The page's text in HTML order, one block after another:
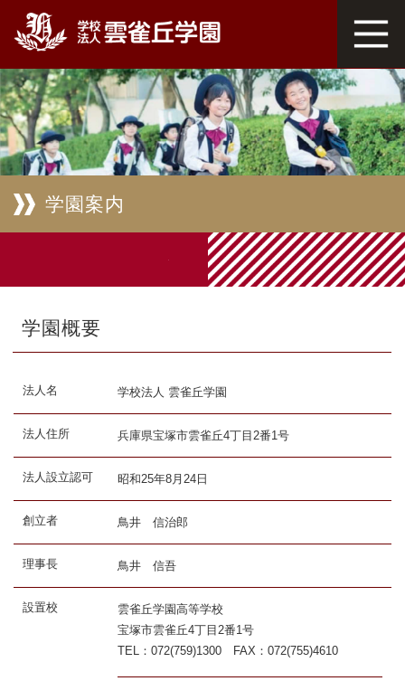
学園案内
学園概要
法人名 学校法人 雲雀丘学園
法人住所 兵庫県宝塚市雲雀丘4丁目2番1号
法人設立認可 昭和25年8月24日
創立者 鳥井 信治郎
理事長 鳥井 信吾
設置校
雲雀丘学園高等学校
宝塚市雲雀丘4丁目2番1号
TEL：072(759)1300 FAX：072(755)4610